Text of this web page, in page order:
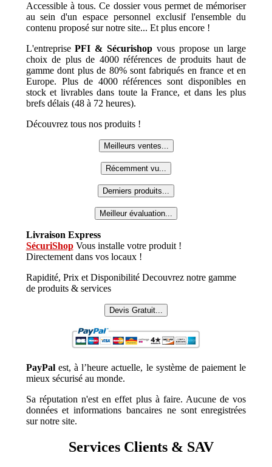
Accessible à tous. Ce dossier vous permet de mémoriser
au sein d'un espace personnel exclusif l'ensemble du
contenu proposé sur notre site... Et plus encore !
L'entreprisePFI & Sécurishop vous propose un large
choix de plus de 4000 références de produits haut de
gamme dont plus de 80% sont fabriqués en france et en
Europe. Plus de 4000 références sont disponibles en
stock et livrables dans toute la France, et dans les plus
brefs délais (48 à 72 heures).
Découvrez tous nos produits !
Meilleurs ventes...
Récemment vu...
Derniers produits...
Meilleur évaluation...
Livraison Express
SécuriShopVous installe votre produit !
Directement dans vos locaux !
Rapidité, Prix et Disponibilité Decouvrez notre gamme
de produits & services
Devis Gratuit...
PayPalest, à l’heure actuelle, le système de paiement le
mieux sécurisé au monde.
Sa réputation n'est en effet plus à faire. Aucune de vos
données et informations bancaires ne sont enregistrées
sur notre site.
Services Clients & SAV